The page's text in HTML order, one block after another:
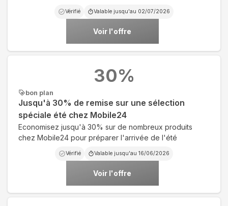
Vérifié Valable jusqu'au 02/07/2026
Voir l'offre
bon plan
Jusqu'à 30% de remise sur une sélection
spéciale été chez Mobile24
Economisez jusqu'à 30% sur de nombreux produits
chez Mobile24 pour préparer l'arrivée de l'été
Vérifié Valable jusqu'au 16/06/2026
Voir l'offre
30%